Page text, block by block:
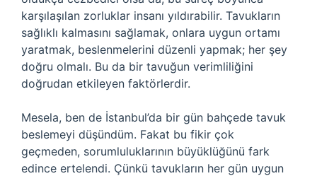
karşılaşılan zorluklar insanı yıldırabilir. Tavukların
sağlıklı kalmasını sağlamak, onlara uygun ortamı
yaratmak, beslenmelerini düzenli yapmak; her şey
doğru olmalı. Bu da bir tavuğun verimliliğini
doğrudan etkileyen faktörlerdir.
Mesela, ben de İstanbul’da bir gün bahçede tavuk
beslemeyi düşündüm. Fakat bu fikir çok
geçmeden, sorumluluklarının büyüklüğünü fark
edince ertelendi. Çünkü tavukların her gün uygun